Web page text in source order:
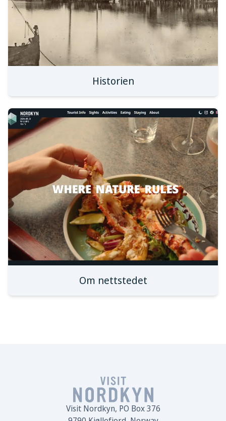
Historien
Om nettstedet
Visit Nordkyn, PO Box 376